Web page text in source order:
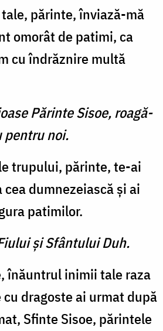
părinte, înviază-mă
omorât de patimi, ca
cu îndrăznire multă
Părinte Sisoe, roagă-
pentru noi.
trupului, părinte, te-ai
dumnezeiască şi ai
patimilor.
şi Sfântului Duh.
înăuntrul inimii tale raza
dragoste ai urmat după
Sfinte Sisoe, părintele